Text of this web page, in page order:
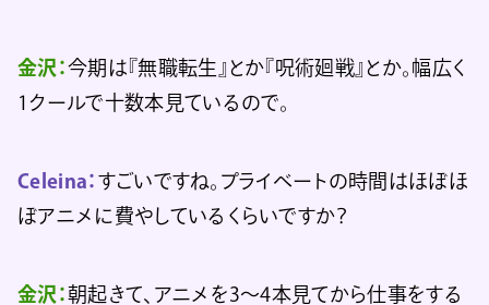
金沢：今期は『無職転生』とか『呪術廻戦』とか。幅広く
1クールで十数本見ているので。
Celeina： すごいですね。プライベートの時間はほぼほ
ぼアニメに費やしているくらいですか？
金沢：朝起きて、アニメを3〜4本見てから仕事をする